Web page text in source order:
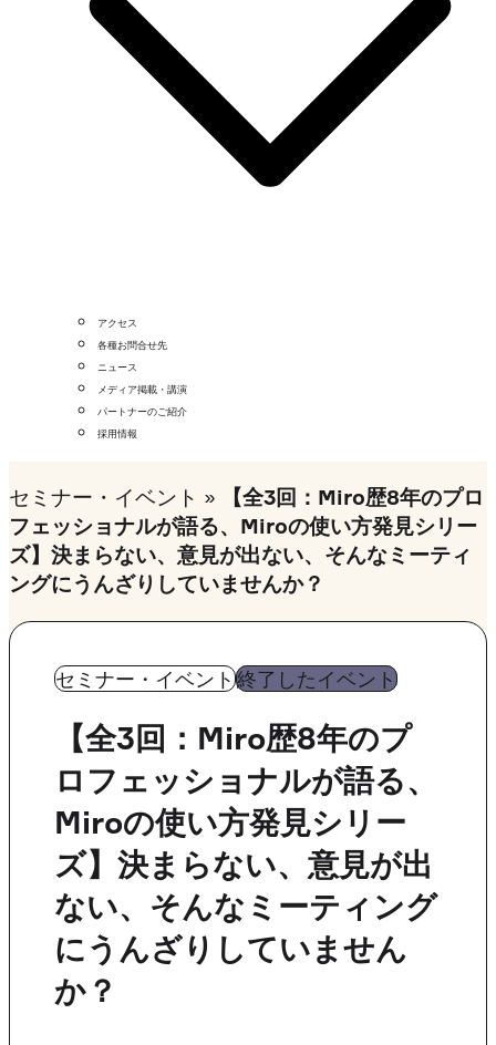
アクセス
各種お問合せ先
ニュース
メディア掲載・講演
パートナーのご紹介
採用情報
セミナー・イベント »
【全3回：Miro歴8年のプロ
フェッショナルが語る、Miroの使い方発見シリー
ズ】決まらない、意見が出ない、そんなミーティ
ングにうんざりしていませんか？
セミナー・イベント終了したイベント
【全3回：Miro歴8年のプ
ロフェッショナルが語る、
Miroの使い方発見シリー
ズ】決まらない、意見が出
ない、そんなミーティング
にうんざりしていません
か？